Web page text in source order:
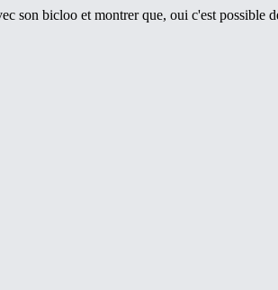
son bicloo et montrer que, oui c'est possible